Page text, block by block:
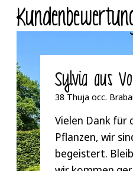
Sylvia aus
38 Thuja occ.
Vielen Dank für
Pflanzen, wir
begeistert.